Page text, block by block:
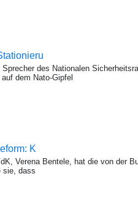
des Nationalen
dem Nato-Gipfel
K
Verena Bentele, hat die von der
sie, dass